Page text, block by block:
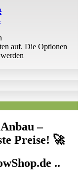
auf. Die Optionen
–
Preise! 🚀
..